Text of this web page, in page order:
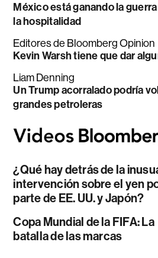
México está ganando la
la hospitalidad
Editores de Bloomberg Opinion
Kevin Warsh tiene que dar
Liam Denning
Un Trump acorralado podría
grandes petroleras
¿Qué hay detrás de la
intervención sobre el yen
parte de EE. UU. y Japón?
Copa Mundial de la FIFA: La
batalla de las marcas